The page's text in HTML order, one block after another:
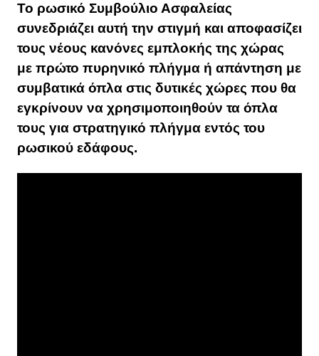
Το ρωσικό Συμβούλιο Ασφαλείας
συνεδριάζει αυτή την στιγμή και αποφασίζει
τους νέους κανόνες εμπλοκής της χώρας
με πρώτο πυρηνικό πλήγμα ή απάντηση με
συμβατικά όπλα στις δυτικές χώρες που θα
εγκρίνουν να χρησιμοποιηθούν τα όπλα
τους για στρατηγικό πλήγμα εντός του
ρωσικού εδάφους.